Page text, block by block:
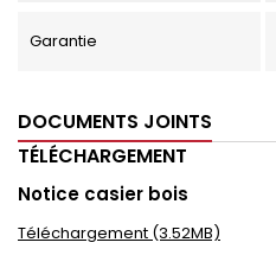
Garantie
DOCUMENTS JOINTS
TÉLÉCHARGEMENT
Notice casier bois
Téléchargement (3.52MB)